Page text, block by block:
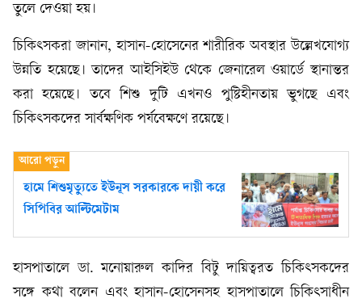
তুলে দেওয়া হয়।
চিকিৎসকরা জানান, হাসান-হোসেনের শারীরিক অবস্থার উল্লেখযোগ্য
উন্নতি হয়েছে। তাদের আইসিইউ থেকে জেনারেল ওয়ার্ডে স্থানান্তর
করা হয়েছে। তবে শিশু দুটি এখনও পুষ্টিহীনতায় ভুগছে এবং
চিকিৎসকদের সার্বক্ষণিক পর্যবেক্ষণে রয়েছে।
হামে শিশুমৃত্যুতে ইউনূস সরকারকে দায়ী করে
সিপিবির আল্টিমেটাম
হাসপাতালে ডা. মনোয়ারুল কাদির বিটু দায়িত্বরত চিকিৎসকদের
সঙ্গে কথা বলেন এবং হাসান-হোসেনসহ হাসপাতালে চিকিৎসাধীন